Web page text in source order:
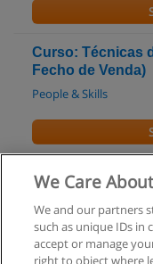
Curso: Técnicas
Fecho de Venda)
People & Skills
Curso de Web
Formabase -
We Care
We and our partners
such as unique IDs in
accept or manage
right to object where